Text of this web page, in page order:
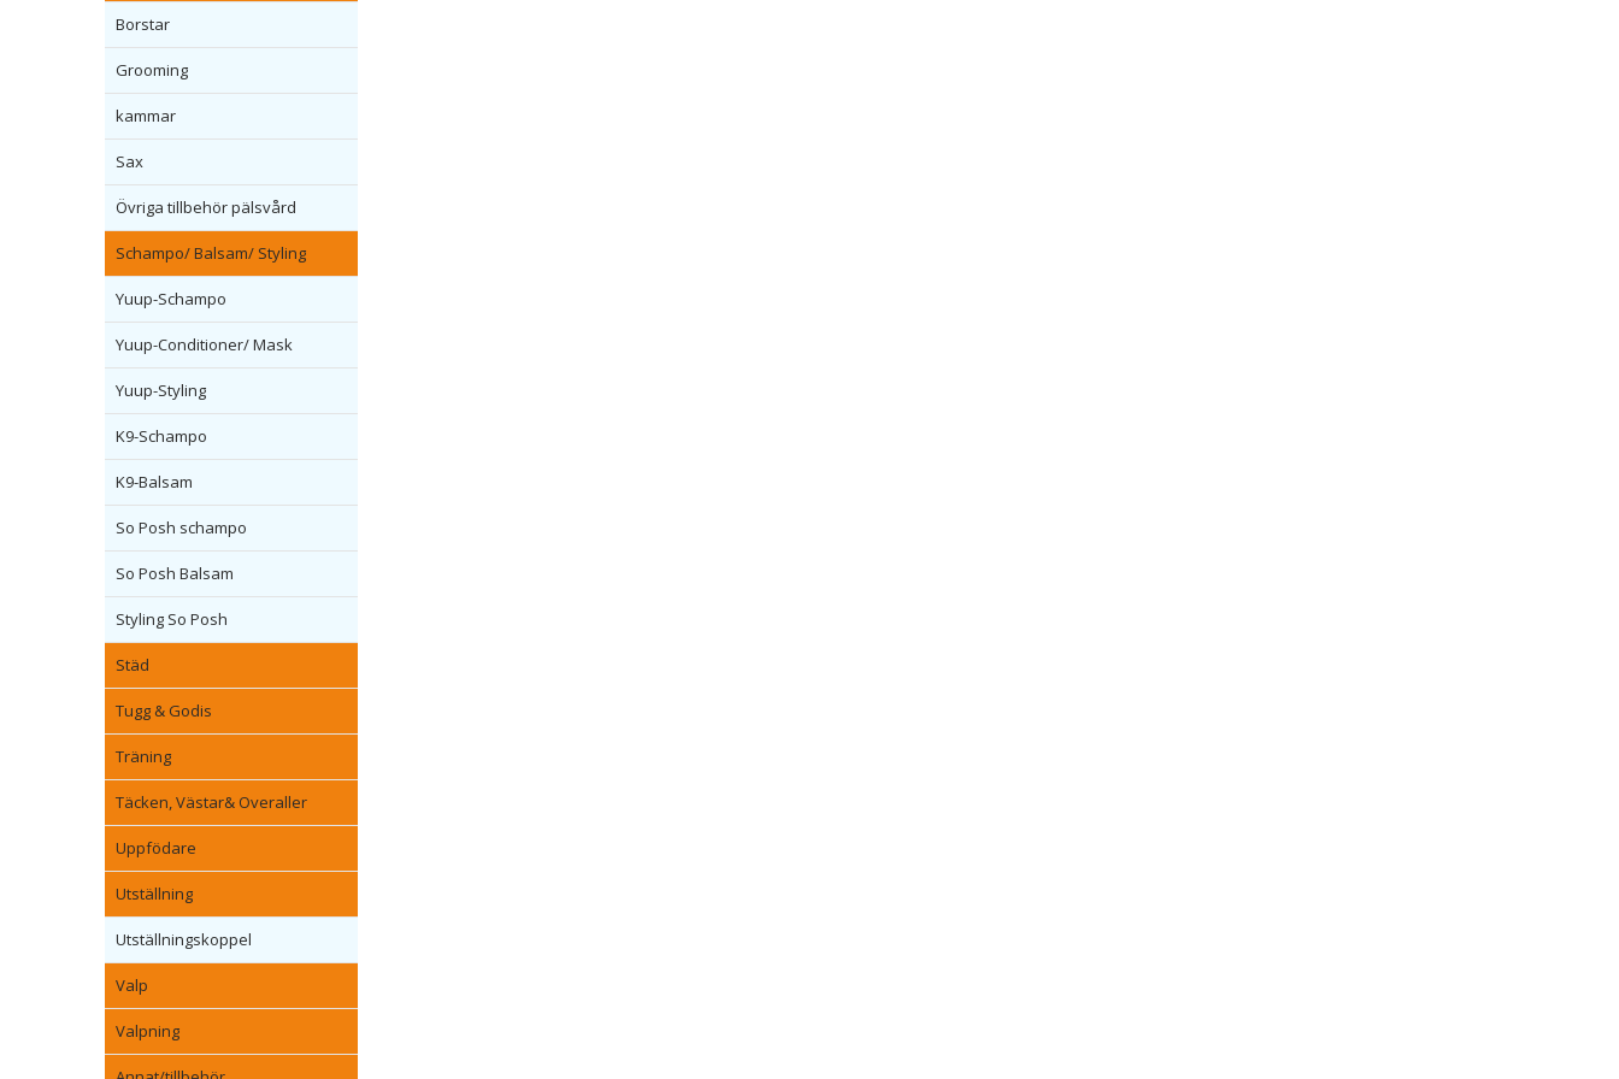
Borstar
Grooming
kammar
Sax
Övriga tillbehör pälsvård
Schampo/ Balsam/ Styling
Yuup-Schampo
Yuup-Conditioner/ Mask
Yuup-Styling
K9-Schampo
K9-Balsam
So Posh schampo
So Posh Balsam
Styling So Posh
Städ
Tugg & Godis
Träning
Täcken, Västar& Overaller
Uppfödare
Utställning
Utställningskoppel
Valp
Valpning